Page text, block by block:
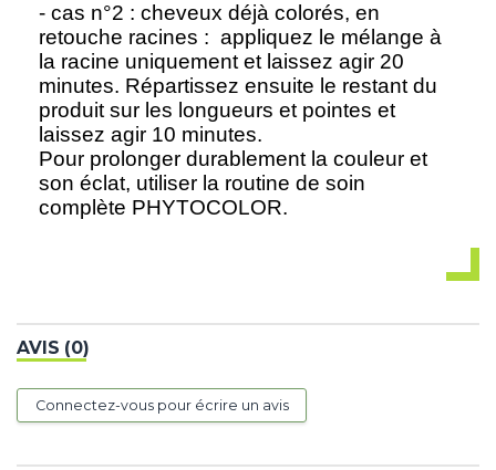
- cas n°2 : cheveux déjà colorés, en
retouche racines : appliquez le mélange à
la racine uniquement et laissez agir 20
minutes. Répartissez ensuite le restant du
produit sur les longueurs et pointes et
laissez agir 10 minutes.
Pour prolonger durablement la couleur et
son éclat, utiliser la routine de soin
complète PHYTOCOLOR.
AVIS (0)
Connectez-vous pour écrire un avis